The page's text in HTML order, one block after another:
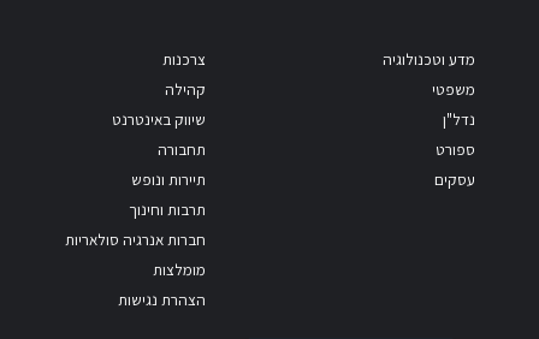
מדע וטכנולוגיה
משפטי
נדל"ן
ספורט
עסקים
צרכנות
קהילה
שיווק באינטרנט
תחבורה
תיירות ונופש
תרבות וחינוך
חברות אנרגיה סולאריות
מומלצות
הצהרת נגישות